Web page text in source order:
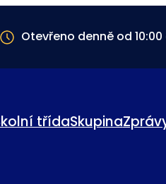
Otevřeno denně od
třídaSkupina